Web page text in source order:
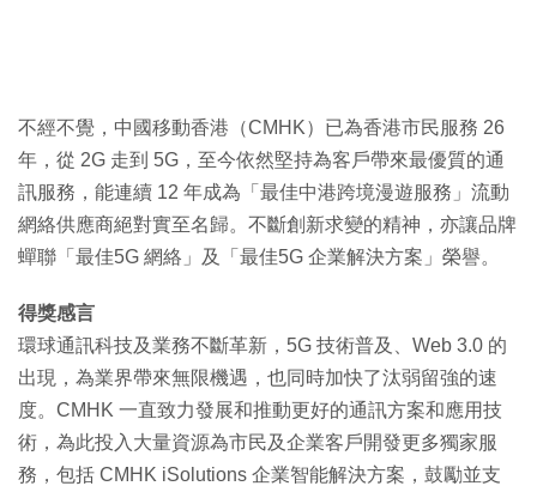
不經不覺，中國移動香港（CMHK）已為香港市民服務 26
年，從 2G 走到 5G，至今依然堅持為客戶帶來最優質的通
訊服務，能連續 12 年成為「最佳中港跨境漫遊服務」流動
網絡供應商絕對實至名歸。不斷創新求變的精神，亦讓品牌
蟬聯「最佳5G 網絡」及「最佳5G 企業解決方案」榮譽。
得獎感言
環球通訊科技及業務不斷革新，5G 技術普及、Web 3.0 的
出現，為業界帶來無限機遇，也同時加快了汰弱留強的速
度。CMHK 一直致力發展和推動更好的通訊方案和應用技
術，為此投入大量資源為市民及企業客戶開發更多獨家服
務，包括 CMHK iSolutions 企業智能解決方案，鼓勵並支